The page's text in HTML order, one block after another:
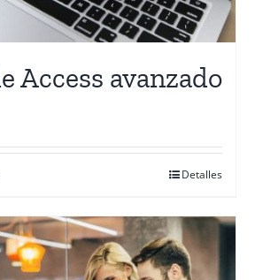
Access avanzado
Detalles